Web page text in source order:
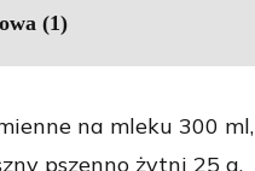
(1)
na mleku 300 ml,
pszenno żytni 25 g,